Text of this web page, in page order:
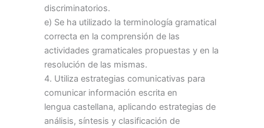
discriminatorios.
e) Se ha utilizado la terminología gramatical
correcta en la comprensión de las
actividades gramaticales propuestas y en la
resolución de las mismas.
4. Utiliza estrategias comunicativas para
comunicar información escrita en
lengua castellana, aplicando estrategias de
análisis, síntesis y clasificación de